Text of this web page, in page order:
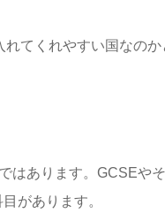
てくれやすい国なの
はあります。GCSEや
があります。